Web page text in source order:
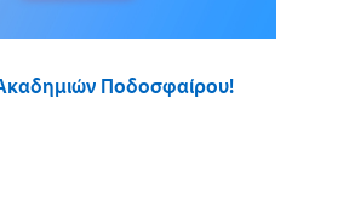
Ποδοσφαίρου!